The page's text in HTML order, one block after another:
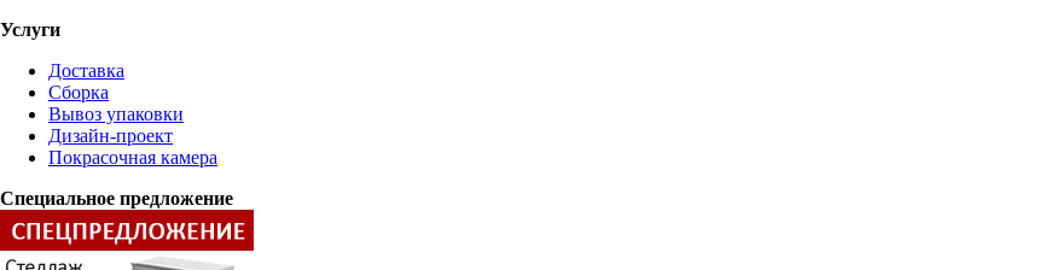
Услуги
Доставка
Сборка
Вывоз упаковки
Дизайн-проект
Покрасочная камера
Специальное предложение